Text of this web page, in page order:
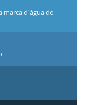
marca d`água do